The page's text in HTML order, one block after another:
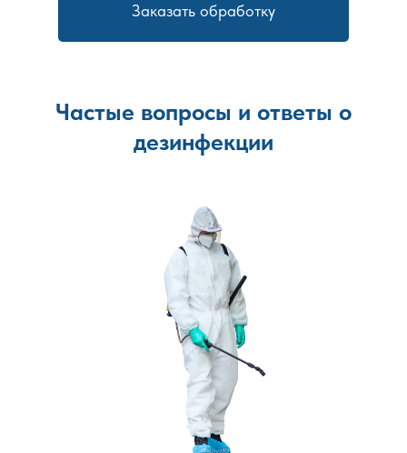
Заказать обработку
Частые вопросы и ответы о
дезинфекции